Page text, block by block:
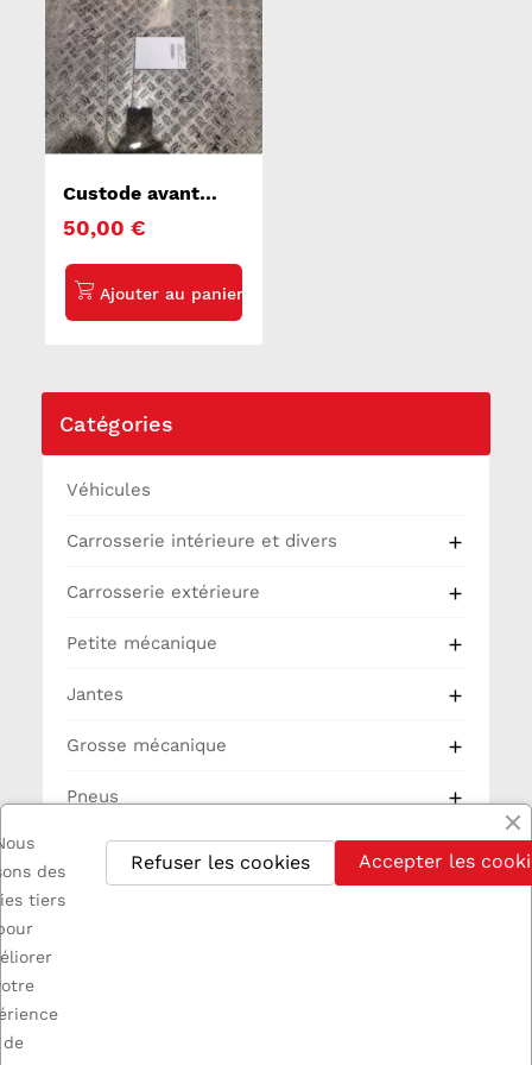
Custode avant
CITROEN JUMPER
50,00 €
Catégories
Véhicules
Carrosserie intérieure et divers 
Carrosserie extérieure 
Petite mécanique 
Jantes 
Grosse mécanique 
Pneus 
Partie Cycle
des
tiers
de
Accepter les
Refuser les cookies